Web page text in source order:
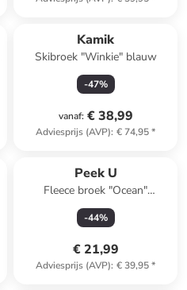
Kamik
Skibroek "Winkie" blauw
-47%
vanaf: € 38,99
Adviesprijs (AVP): € 74,95*
Peek U
Fleece broek "Ocean"
donkerblauw
-44%
€ 21,99
Adviesprijs (AVP): € 39,95*